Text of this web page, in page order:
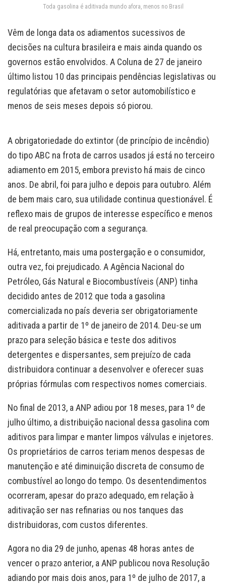
Toda gasolina é aditivada mundo afora, menos no Brasil
Vêm de longa data os adiamentos sucessivos de
decisões na cultura brasileira e mais ainda quando os
governos estão envolvidos. A Coluna de 27 de janeiro
último listou 10 das principais pendências legislativas ou
regulatórias que afetavam o setor automobilístico e
menos de seis meses depois só piorou.
A obrigatoriedade do extintor (de princípio de incêndio)
do tipo ABC na frota de carros usados já está no terceiro
adiamento em 2015, embora previsto há mais de cinco
anos. De abril, foi para julho e depois para outubro. Além
de bem mais caro, sua utilidade continua questionável. É
reflexo mais de grupos de interesse específico e menos
de real preocupação com a segurança.
Há, entretanto, mais uma postergação e o consumidor,
outra vez, foi prejudicado. A Agência Nacional do
Petróleo, Gás Natural e Biocombustíveis (ANP) tinha
decidido antes de 2012 que toda a gasolina
comercializada no país deveria ser obrigatoriamente
aditivada a partir de 1º de janeiro de 2014. Deu-se um
prazo para seleção básica e teste dos aditivos
detergentes e dispersantes, sem prejuízo de cada
distribuidora continuar a desenvolver e oferecer suas
próprias fórmulas com respectivos nomes comerciais.
No final de 2013, a ANP adiou por 18 meses, para 1º de
julho último, a distribuição nacional dessa gasolina com
aditivos para limpar e manter limpos válvulas e injetores.
Os proprietários de carros teriam menos despesas de
manutenção e até diminuição discreta de consumo de
combustível ao longo do tempo. Os desentendimentos
ocorreram, apesar do prazo adequado, em relação à
aditivação ser nas refinarias ou nos tanques das
distribuidoras, com custos diferentes.
Agora no dia 29 de junho, apenas 48 horas antes de
vencer o prazo anterior, a ANP publicou nova Resolução
adiando por mais dois anos, para 1º de julho de 2017, a